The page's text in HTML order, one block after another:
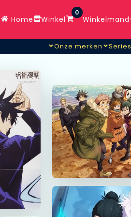
Home Winkel
0
Winkelmand
Onze merken Series